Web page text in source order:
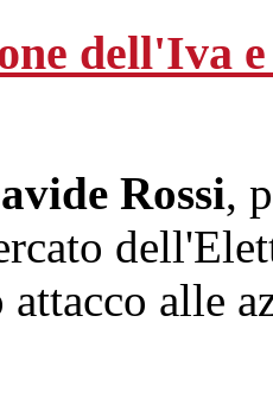
dell'Iva
Rossi,
attacco alle